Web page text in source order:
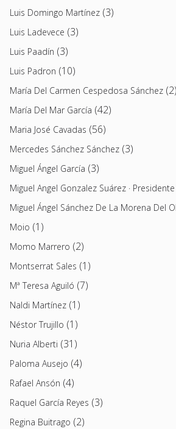
Luis Domingo Martínez (3)
Luis Ladevece (3)
Luis Paadín (3)
Luis Padron (10)
María Del Carmen Cespedosa Sánchez (2)
María Del Mar García (42)
Maria José Cavadas (56)
Mercedes Sánchez Sánchez (3)
Miguel Ángel García (3)
Miguel Angel Gonzalez Suárez · Presidente
Miguel Ángel Sánchez De La Morena Del
Moio (1)
Momo Marrero (2)
Montserrat Sales (1)
Mª Teresa Aguiló (7)
Naldi Martínez (1)
Néstor Trujillo (1)
Nuria Alberti (31)
Paloma Ausejo (4)
Rafael Ansón (4)
Raquel García Reyes (3)
Regina Buitrago (2)